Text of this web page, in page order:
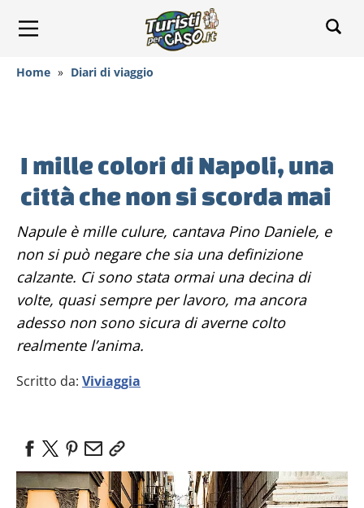
Home » Diari di viaggio
I mille colori di Napoli, una
città che non si scorda mai
Napule è mille culure, cantava Pino Daniele, e
non si può negare che sia una definizione
calzante. Ci sono stata ormai una decina di
volte, quasi sempre per lavoro, ma ancora
adesso non sono sicura di averne colto
realmente l’anima.
Scritto da: Viviaggia